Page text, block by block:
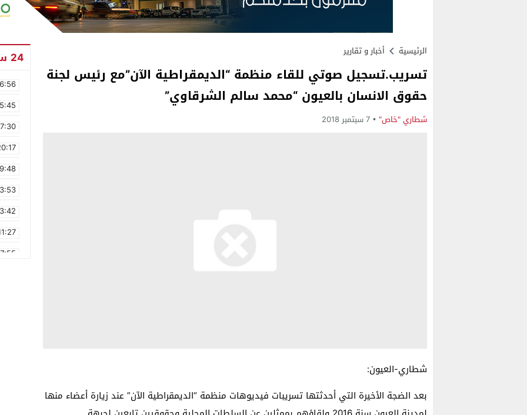
الرئيسية أخبار و تقارير
تسريب.تسجيل صوتي للقاء منظمة “الديمقراطية الآن”مع رئيس لجنة
حقوق الانسان بالعيون “محمد سالم الشرقاوي”
شطاري "خاص" 7 سبتمبر 2018
شطاري-العيون:
بعد الضجة الأخيرة التي أحدثتها تسريبات فيديوهات منظمة “الديمقراطية الآن” عند زيارة أعضاء منها
24 ساعة